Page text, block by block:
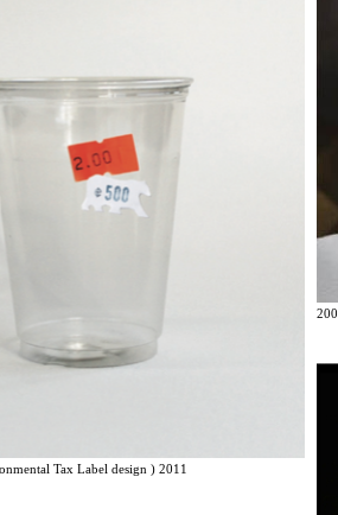
Tax Label design ) 2011